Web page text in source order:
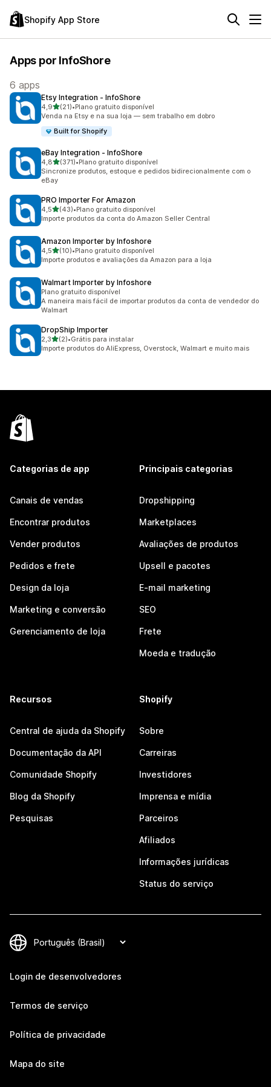
Shopify App Store
Apps por InfoShore
6 apps
Etsy Integration ‑ InfoShore
4,9de 5 estrelas
(21)
21 avaliações ao todo
•Plano gratuito disponível
Venda na Etsy e na sua loja — sem trabalho em dobro
Built for Shopify
eBay Integration ‑ InfoShore
4,8de 5 estrelas
(371)
371 avaliações ao todo
•Plano gratuito disponível
Sincronize produtos, estoque e pedidos bidirecionalmente com o
eBay
PRO Importer For Amazon
4,5de 5 estrelas
(43)
43 avaliações ao todo
•Plano gratuito disponível
Importe produtos da conta do Amazon Seller Central
Amazon Importer by Infoshore
4,5de 5 estrelas
(10)
10 avaliações ao todo
•Plano gratuito disponível
Importe produtos e avaliações da Amazon para a loja
Walmart Importer by Infoshore
Plano gratuito disponível
A maneira mais fácil de importar produtos da conta de vendedor do
Walmart
DropShip Importer
2,3de 5 estrelas
(2)
2 avaliações ao todo
•Grátis para instalar
Importe produtos do AliExpress, Overstock, Walmart e muito mais
Categorias de app
Canais de vendas
Encontrar produtos
Vender produtos
Pedidos e frete
Design da loja
Marketing e conversão
Gerenciamento de loja
Principais categorias
Dropshipping
Marketplaces
Avaliações de produtos
Upsell e pacotes
E-mail marketing
SEO
Frete
Moeda e tradução
Recursos
Central de ajuda da Shopify
Documentação da API
Comunidade Shopify
Blog da Shopify
Pesquisas
Shopify
Sobre
Carreiras
Investidores
Imprensa e mídia
Parceiros
Afiliados
Informações jurídicas
Status do serviço
Login de desenvolvedores
Termos de serviço
Política de privacidade
Mapa do site